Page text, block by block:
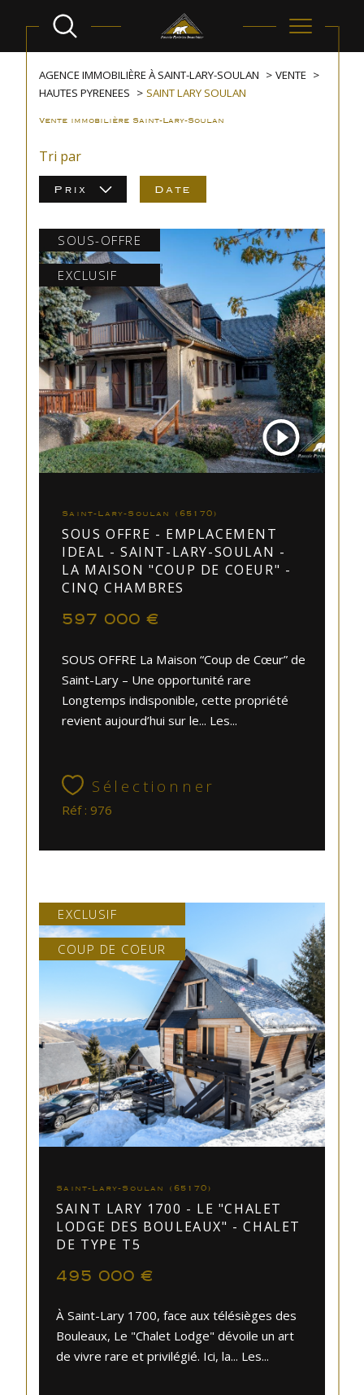
AGENCE IMMOBILIÈRE À SAINT-LARY-SOULAN
VENTE
HAUTES PYRENEES
SAINT LARY SOULAN
Vente immobilière Saint-Lary-Soulan
Tri par
Prix Date
Saint-Lary-Soulan (65170)
SOUS OFFRE - EMPLACEMENT
IDEAL - SAINT-LARY-SOULAN -
LA MAISON "COUP DE COEUR" -
CINQ CHAMBRES
597 000 €
SOUS OFFRE La Maison “Coup de Cœur” de
Saint-Lary – Une opportunité rare
Longtemps indisponible, cette propriété
revient aujourd’hui sur le... Les...
Sélectionner
Réf : 976
SOUS-OFFRE
EXCLUSIF
Saint-Lary-Soulan (65170)
SAINT LARY 1700 - LE "CHALET
LODGE DES BOULEAUX" - CHALET
DE TYPE T5
495 000 €
À Saint-Lary 1700, face aux télésièges des
Bouleaux, Le "Chalet Lodge" dévoile un art
de vivre rare et privilégié. Ici, la... Les...
EXCLUSIF
COUP DE COEUR